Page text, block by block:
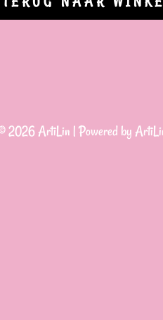
2026 ArtiLin | Powered by